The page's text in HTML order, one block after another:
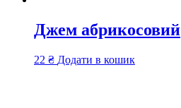
Джем абрикосовий
22 ₴ Додати в кошик